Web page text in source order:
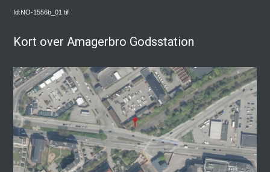
Id:NO-1556b_01.tif
Kort over Amagerbro Godsstation